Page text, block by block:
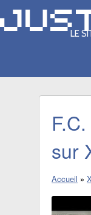
LE
sur
Accueil »